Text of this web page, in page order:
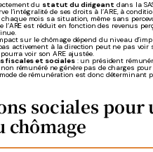
du statut du dirigeant dans la
l’intégralité de ses droits à l’ARE, à
chaque mois sa situation, même sans
l’ARE est réduit en fonction des revenus
sur le chômage dépend du niveau
activement à la direction peut ne pas voir
voir son ARE ajustée.
fiscales et sociales: un président
rémunéré ne génère pas de charges pour
de rémunération est donc déterminant
sociales pour
chômage